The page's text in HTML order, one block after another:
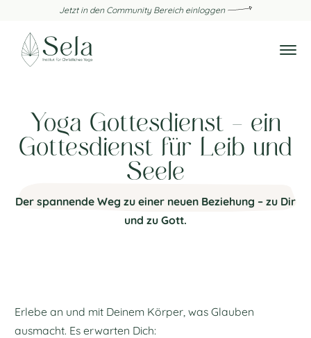
Jetzt in den Community Bereich einloggen
Yoga Gottesdienst - ein
Gottesdienst für Leib und
Seele
Der spannende Weg zu einer neuen Beziehung – zu Dir
und zu Gott.
Erlebe an und mit Deinem Körper, was Glauben
ausmacht. Es erwarten Dich: